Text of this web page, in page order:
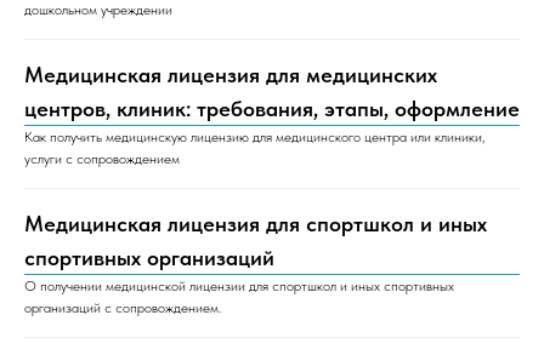
дошкольном учреждении
Медицинская лицензия для медицинских
центров, клиник: требования, этапы, оформление
Как получить медицинскую лицензию для медицинского центра или клиники,
услуги с сопровождением
Медицинская лицензия для спортшкол и иных
спортивных организаций
О получении медицинской лицензии для спортшкол и иных спортивных
организаций с сопровождением.